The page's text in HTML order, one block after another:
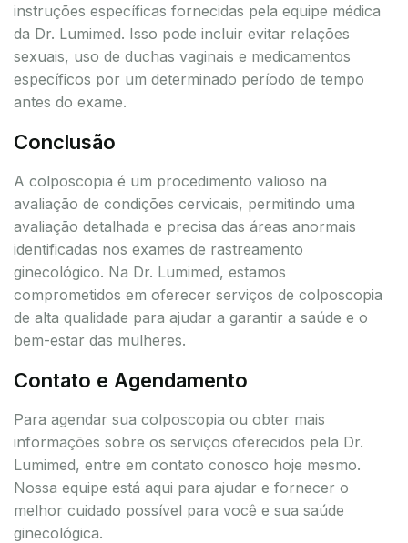
instruções específicas fornecidas pela equipe médica
da Dr. Lumimed. Isso pode incluir evitar relações
sexuais, uso de duchas vaginais e medicamentos
específicos por um determinado período de tempo
antes do exame.
Conclusão
A colposcopia é um procedimento valioso na
avaliação de condições cervicais, permitindo uma
avaliação detalhada e precisa das áreas anormais
identificadas nos exames de rastreamento
ginecológico. Na Dr. Lumimed, estamos
comprometidos em oferecer serviços de colposcopia
de alta qualidade para ajudar a garantir a saúde e o
bem-estar das mulheres.
Contato e Agendamento
Para agendar sua colposcopia ou obter mais
informações sobre os serviços oferecidos pela Dr.
Lumimed, entre em contato conosco hoje mesmo.
Nossa equipe está aqui para ajudar e fornecer o
melhor cuidado possível para você e sua saúde
ginecológica.